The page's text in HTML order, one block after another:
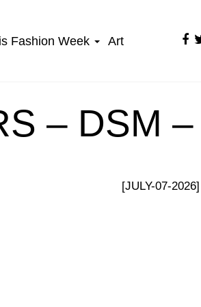
Fashion Week Art
– DSM –
[JULY-07-2026]